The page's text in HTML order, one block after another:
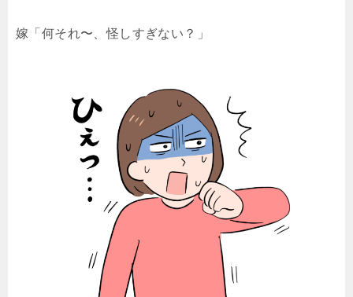
嫁「何それ〜、怪しすぎない？」